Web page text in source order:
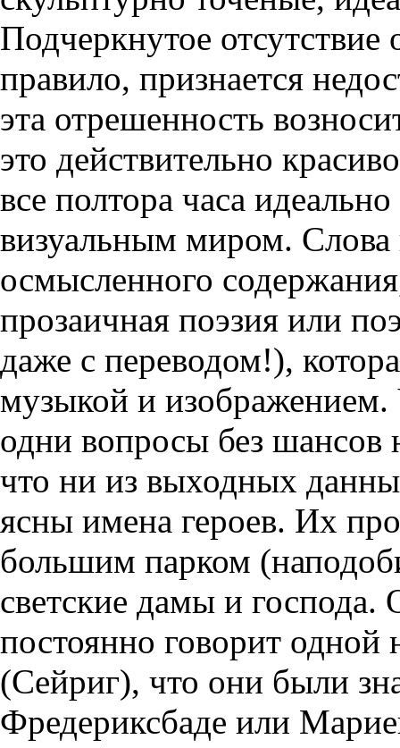
Подчеркнутое отсутствие
правило, признается
эта отрешенность
это действительно
все полтора часа
визуальным миром. Слова
осмысленного
прозаичная поэзия или
даже с переводом!),
музыкой и изображением.
одни вопросы без шансов
что ни из выходных
ясны имена героев. Их
большим парком
светские дамы и
постоянно говорит одной
(Сейриг), что они были
Фредериксбаде или